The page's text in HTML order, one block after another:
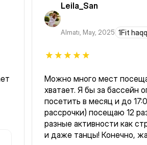
Leila_San
Almatı, May, 2025 1Fit
Можно много мест
хватает. Я бы за бассейн
посетить в месяц и до
рассрочки) посещаю 12
разные активности как
и даже танцы!